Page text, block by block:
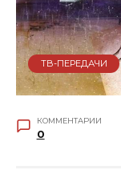
ТВ-ПЕРЕДАЧИ
КОММЕНТАРИИ
0